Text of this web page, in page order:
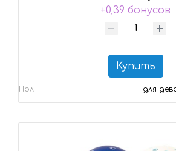
+0,39 бонусов
Купить
Пол для